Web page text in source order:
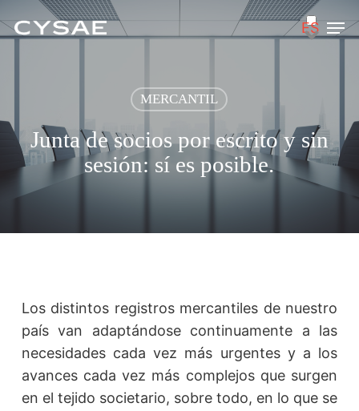
to
ES
MERCANTIL
Junta de socios por escrito y sin
sesión: sí es posible.
Los distintos registros mercantiles de nuestro
país van adaptándose continuamente a las
necesidades cada vez más urgentes y a los
avances cada vez más complejos que surgen
en el tejido societario, sobre todo, en lo que se